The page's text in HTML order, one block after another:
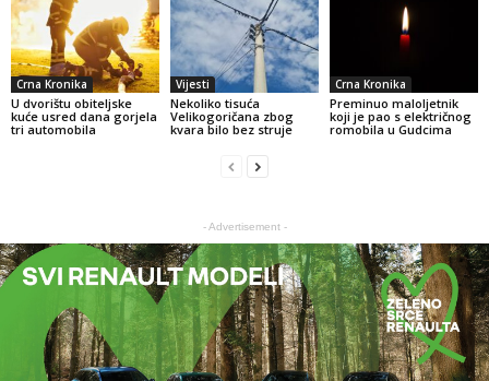
Crna Kronika
U dvorištu obiteljske
kuće usred dana gorjela
tri automobila
Vijesti
Nekoliko tisuća
Velikogoričana zbog
kvara bilo bez struje
Crna Kronika
Preminuo maloljetnik
koji je pao s električnog
romobila u Gudcima
- Advertisement -